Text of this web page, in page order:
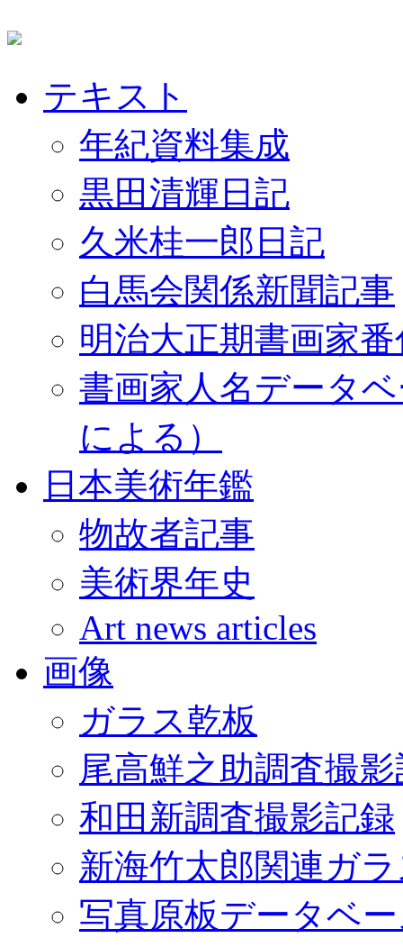
テキスト
年紀資料集成
黒田清輝日記
久米桂一郎日記
白馬会関係新聞記事
明治大正期書画家
書画家人名データ
による）
日本美術年鑑
物故者記事
美術界年史
Art news articles
画像
ガラス乾板
尾高鮮之助調査撮
和田新調査撮影記録
新海竹太郎関連ガ
写真原板データベ